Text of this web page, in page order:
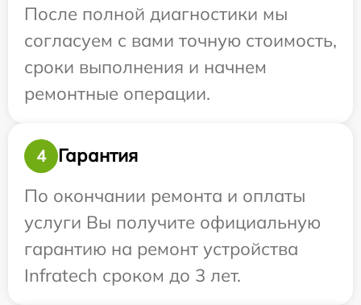
После полной диагностики мы
согласуем с вами точную стоимость,
сроки выполнения и начнем
ремонтные операции.
4
Гарантия
По окончании ремонта и оплаты
услуги Вы получите официальную
гарантию на ремонт устройства
Infratech сроком до 3 лет.